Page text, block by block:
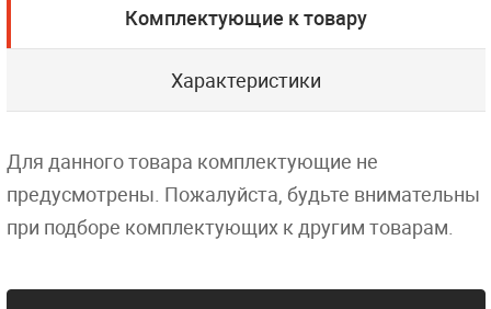
Комплектующие к товару
Характеристики
Для данного товара комплектующие не
предусмотрены. Пожалуйста, будьте внимательны
при подборе комплектующих к другим товарам.